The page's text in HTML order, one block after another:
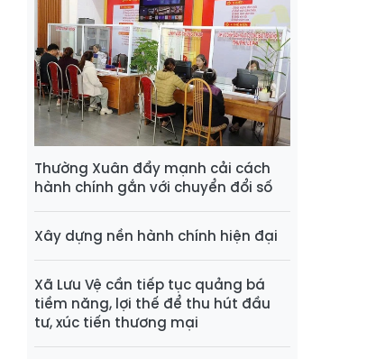
Thường Xuân đẩy mạnh cải cách
hành chính gắn với chuyển đổi số
Xây dựng nền hành chính hiện đại
Xã Lưu Vệ cần tiếp tục quảng bá
tiềm năng, lợi thế để thu hút đầu
tư, xúc tiến thương mại